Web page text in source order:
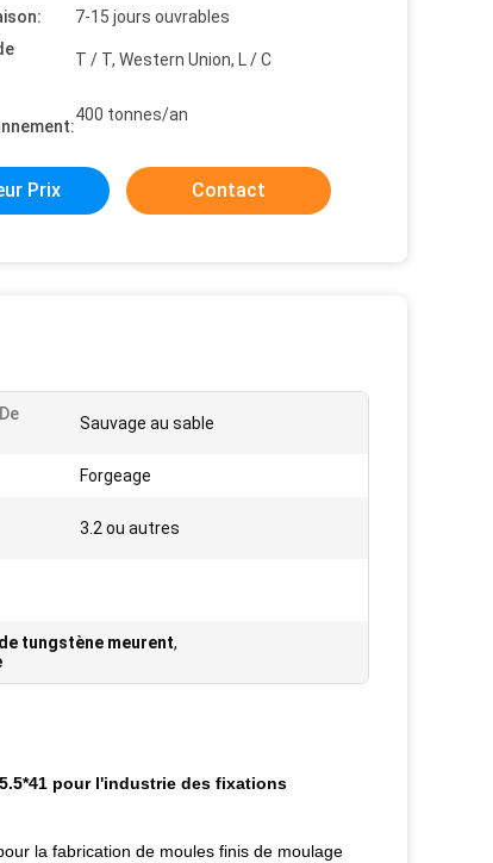
7-15 jours ouvrables
T / T, Western Union, L / C
400 tonnes/an
Prix Contact
Sauvage au sable
Forgeage
3.2 ou autres
tungstène meurent,
pour l'industrie des fixations
la fabrication de moules finis de moulage